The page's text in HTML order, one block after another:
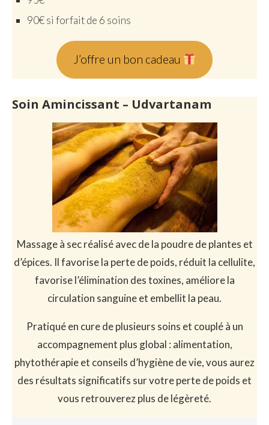
90€ si forfait de 6 soins
J’offre un bon cadeau
Soin Amincissant – Udvartanam
Massage à sec réalisé avec de la poudre de plantes et
d’épices. Il favorise la perte de poids, réduit la cellulite,
favorise l’élimination des toxines, améliore la
circulation sanguine et embellit la peau.
Pratiqué en cure de plusieurs soins et couplé à un
accompagnement plus global : alimentation,
phytothérapie et conseils d’hygiène de vie, vous aurez
des résultats significatifs sur votre perte de poids et
vous retrouverez plus de légèreté.